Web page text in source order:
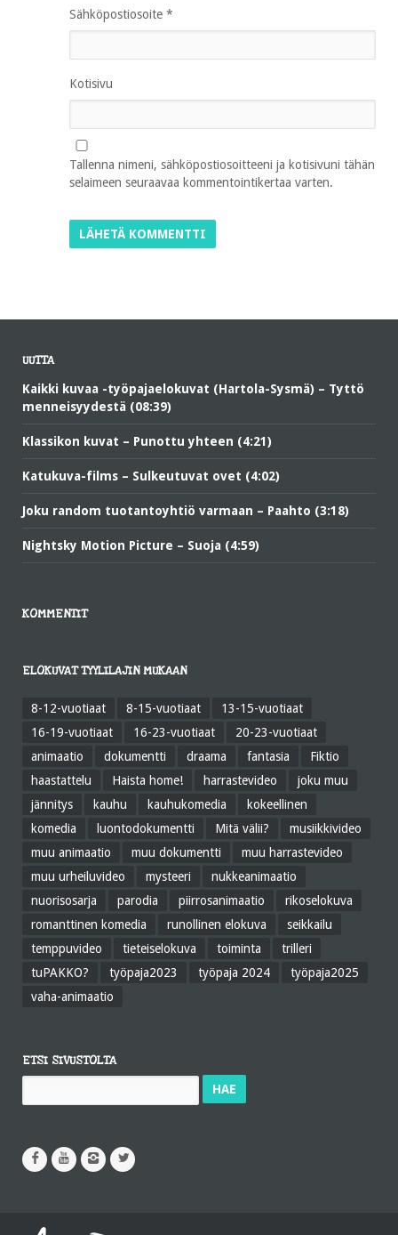
Sähköpostiosoite *
Kotisivu
Tallenna nimeni, sähköpostiosoitteeni ja kotisivuni tähän
selaimeen seuraavaa kommentointikertaa varten.
UUTTA
Kaikki kuvaa -työpajaelokuvat (Hartola-Sysmä) – Tyttö
menneisyydestä (08:39)
Klassikon kuvat – Punottu yhteen (4:21)
Katukuva-films – Sulkeutuvat ovet (4:02)
Joku random tuotantoyhtiö varmaan – Paahto (3:18)
Nightsky Motion Picture – Suoja (4:59)
KOMMENTIT
ELOKUVAT TYYLILAJIN MUKAAN
8-12-vuotiaat 8-15-vuotiaat
13-15-vuotiaat
16-19-vuotiaat
16-23-vuotiaat
20-23-vuotiaat
animaatio
dokumentti draama fantasia
Fiktio
haastattelu
Haista home! harrastevideo
joku muu
jännitys
kauhu kauhukomedia
kokeellinen
komedia
luontodokumentti Mitä välii?
musiikkivideo
muu animaatio
muu dokumentti
muu harrastevideo
muu urheiluvideo
mysteeri
nukkeanimaatio
nuorisosarja
parodia piirrosanimaatio
rikoselokuva
romanttinen komedia
runollinen elokuva
seikkailu
temppuvideo
tieteiselokuva toiminta
trilleri
tuPAKKO?
työpaja2023 työpaja 2024
työpaja2025
vaha-animaatio
ETSI SIVUSTOLTA